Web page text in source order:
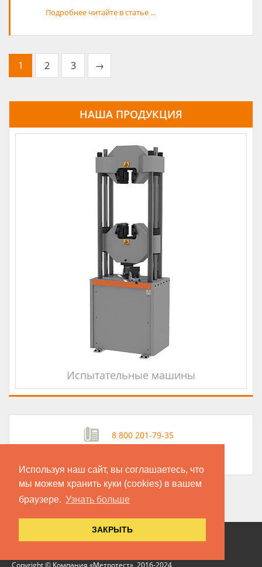
Используя наш сайт, вы соглашаетесь, что
мы можем хранить куки (cookies) в вашем
браузере. Узнать больше
ЗАКРЫТЬ
Подробнее читайте в статье ...
1 2 3 →
НАША ПРОДУКЦИЯ
Испытательные машины
8 800 201-79-35
Copyright © Компания «Метротест», 2016-2024